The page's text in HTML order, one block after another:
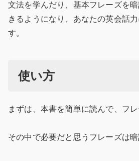
文法を学んだり、基本フレーズを
きるようになり、あなたの英会話
す。
使い方
まずは、本書を簡単に読んで、フ
その中で必要だと思うフレーズは